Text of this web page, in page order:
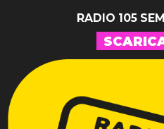
RADIO 105